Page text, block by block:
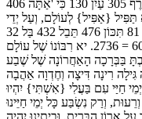
תִּזְכֶּה {אֶזְכֶּה} לִרְפוּאָה 422 שְׁלֵמָה 375, כְּהֶרֶף 305 עַיִן 130 כִּי 'אַתָּה 406
2736 יְיָ', וְיוֹתֵר לֹא תַּפִּיל {אַפִּיל} לְעוֹלָם, וְעַל יְדֵי
זֶה "אִמְרוּ 247 בַגּוֹיִם 61 יְיָ 26 מָלָךְ 90 אַף 81 תִּכּוֹן 476 תֵּבֵל 432 בַּל 32
תִּמּוֹט 455 יָדִין 74 עַמִּים 160 בְּמֵישָׁרִים" 602 = 2736. יא רִבּוֹנוֹ שֶׁל עוֹלָם
בַּבְּרָכָה הָאַחֲרוֹנָה שֶׁל שֶׁבַע
רִינָה דִּיצָה וְחֶדְוָה אַהֲבָה
חַיַּי עִם בַּעֲלִי {אִשְׁתִּי} יִהְיוּ
וְרַק נִשְׂבַּע כָּל יְמֵי חַיֵּינוּ
אֲרוֹן הַבְּרִית, וּבֵיתֵינוּ יִהְיֶה